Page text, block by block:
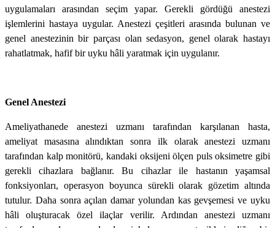
uygulamaları arasından seçim yapar. Gerekli gördüğü anestezi
işlemlerini hastaya uygular. Anestezi çeşitleri arasında bulunan ve
genel anestezinin bir parçası olan sedasyon, genel olarak hastayı
rahatlatmak, hafif bir uyku hâli yaratmak için uygulanır.
Genel Anestezi
Ameliyathanede anestezi uzmanı tarafından karşılanan hasta,
ameliyat masasına alındıktan sonra ilk olarak anestezi uzmanı
tarafından kalp monitörü, kandaki oksijeni ölçen puls oksimetre gibi
gerekli cihazlara bağlanır. Bu cihazlar ile hastanın yaşamsal
fonksiyonları, operasyon boyunca sürekli olarak gözetim altında
tutulur. Daha sonra açılan damar yolundan kas gevşemesi ve uyku
hâli oluşturacak özel ilaçlar verilir. Ardından anestezi uzmanı